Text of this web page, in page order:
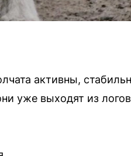
активны,
уже выходят из